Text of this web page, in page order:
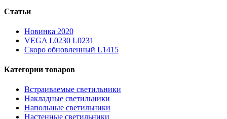
Статьи
Новинка 2020
VEGA L0230 L0231
Скоро обновленный L1415
Категории товаров
Встраиваемые светильники
Накладные светильники
Напольные светильники
Настенные светильники